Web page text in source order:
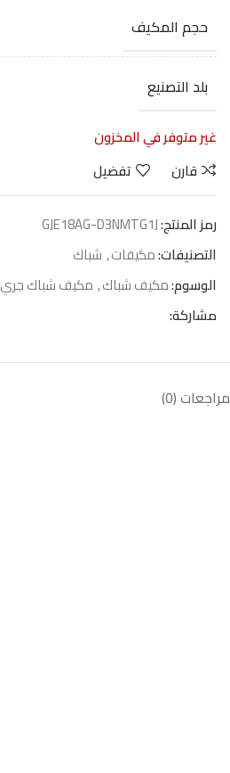
حجم المكيف
بلد التصنيع
غير متوفر في المخزون
قارن
تفضيل
رمز المنتج:GJE18AG-D3NMTG1J
التصنيفات:مكيفات, شباك
الوسوم:مكيف شباك, مكيف شباك جري
مشاركة:
مراجعات (0)